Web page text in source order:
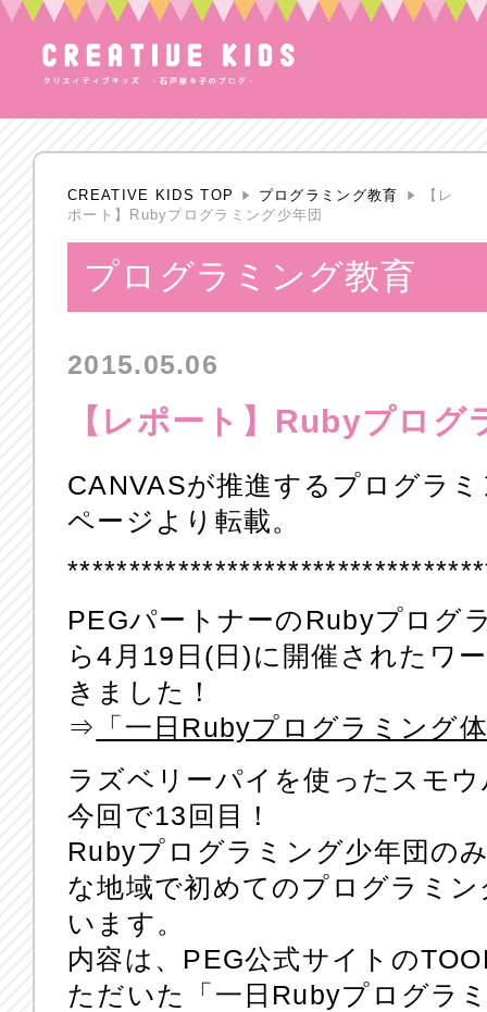
CREATIVE KIDS TOP プログラミング教育
【レ
ポート】Rubyプログラミング少年団
プログラミング教育
2015.05.06
【レポート】Rubyプログ
CANVASが推進するプログラ
ページより転載。
PEGパートナーのRubyプログ
ら4月19日(日)に開催されたワ
きました！
⇒
「一日Rubyプログラミング
ラズベリーパイを使ったスモ
今回で13回目！
Rubyプログラミング少年団の
な地域で初めてのプログラミ
います。
内容は、PEG公式サイトの
ただいた「一日Rubyプログラ